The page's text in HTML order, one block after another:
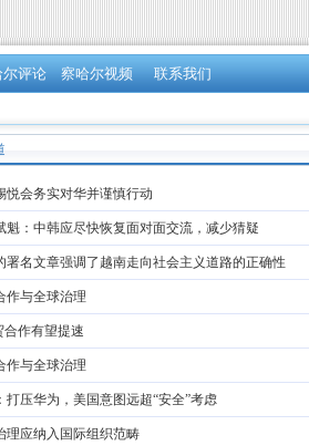
尔评论 察哈尔视频 联系我们
悦会务实对华并谨慎行动
魁：中韩应尽快恢复面对面交流，减少猜疑
署名文章强调了越南走向社会主义道路的正确性
作与全球治理
合作有望提速
作与全球治理
压华为，美国意图远超“安全”考虑
理应纳入国际组织范畴